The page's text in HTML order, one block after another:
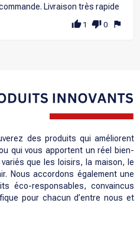
Livraison très rapide
thumb_up 1 thumb_down 0 flag
des produits qui améliorent
qui vous apportent un réel bien-
que les loisirs, la maison, le
Nous accordons également une
éco-responsables, convaincus
pour chacun d’entre nous et